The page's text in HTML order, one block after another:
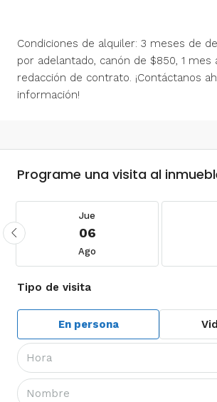
Condiciones de alquiler: 3 meses de
por adelantado, canón de $850, 1 mes
redacción de contrato. ¡Contáctanos
información!
Programe una visita al
Jue
06
Ago
Tipo de visita
En persona
Hora